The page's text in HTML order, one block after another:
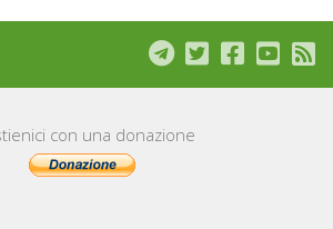
con una donazione